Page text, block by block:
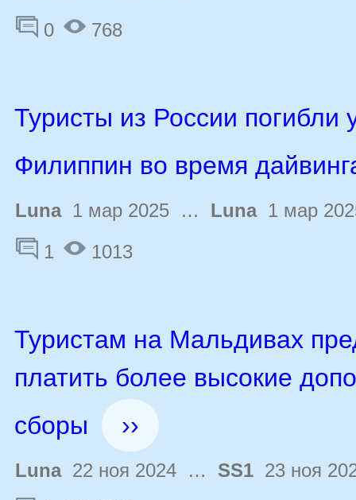
0
768
Туристы из России погибли
Филиппин во время
Luna1 мар 2025 … Luna1 мар
1
1013
Туристам на Мальдивах
платить более высокие
сборы
››
Luna22 ноя 2024 … SS1 23 ноя